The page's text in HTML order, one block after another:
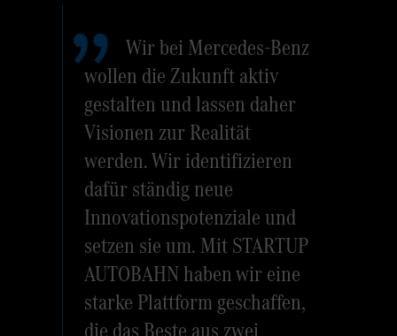
Wir bei Mercedes-Benz
wollen die Zukunft aktiv
gestalten und lassen daher
Visionen zur Realität
werden. Wir identifizieren
dafür ständig neue
Innovationspotenziale und
setzen sie um. Mit STARTUP
AUTOBAHN haben wir eine
starke Plattform geschaffen,